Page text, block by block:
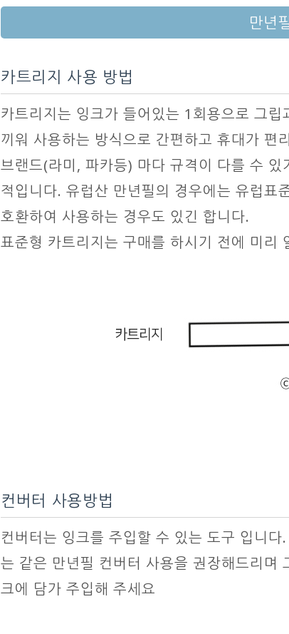
만년
카트리지 사용 방법
카트리지는 잉크가 들어있는 1회용으로 그
끼워 사용하는 방식으로 간편하고 휴대가 편
브랜드(라미, 파카등) 마다 규격이 다를 수
적입니다. 유럽산 만년필의 경우에는 유럽표
호환하여 사용하는 경우도 있긴 합니다.
표준형 카트리지는 구매를 하시기 전에 미리
컨버터 사용방법
컨버터는 잉크를 주입할 수 있는 도구 입니
는 같은 만년필 컨버터 사용을 권장해드리며
크에 담가 주입해 주세요